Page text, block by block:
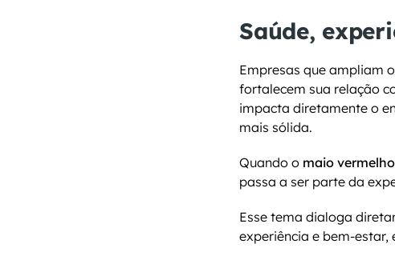
Saúde,
Empresas que ampliam
fortalecem sua relação
impacta diretamente o
mais sólida.
Quando o maio vermelho
passa a ser parte da
Esse tema dialoga
experiência e bem-